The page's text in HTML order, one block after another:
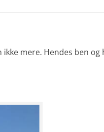
mere. Hendes ben og